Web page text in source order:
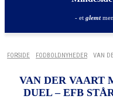
- et glemtmen
FORSIDE FODBOLDNYHEDER
VAN
VAN DER VAART
DUEL – EFB